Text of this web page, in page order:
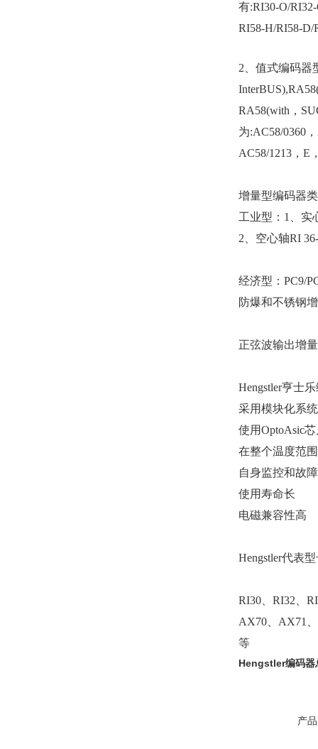
有:RI30-O/
RI58-H/RI58-D/
2 、值式编码
RA58(with，
为:AC58/0360
AC58/1213，E
增量型编码器
工业型：1、实
2、空心轴RI
经济型：PC9/
防爆和不锈钢
正弦波输出增
Hengstler亨士
采用模块化系
使用OptoAsic
在整个温度范
自身监控和故
使用寿命长
电磁兼容性高
Hengstler代表
RI30、RI32、
AX70、AX71
等
Hengstler编码器
产